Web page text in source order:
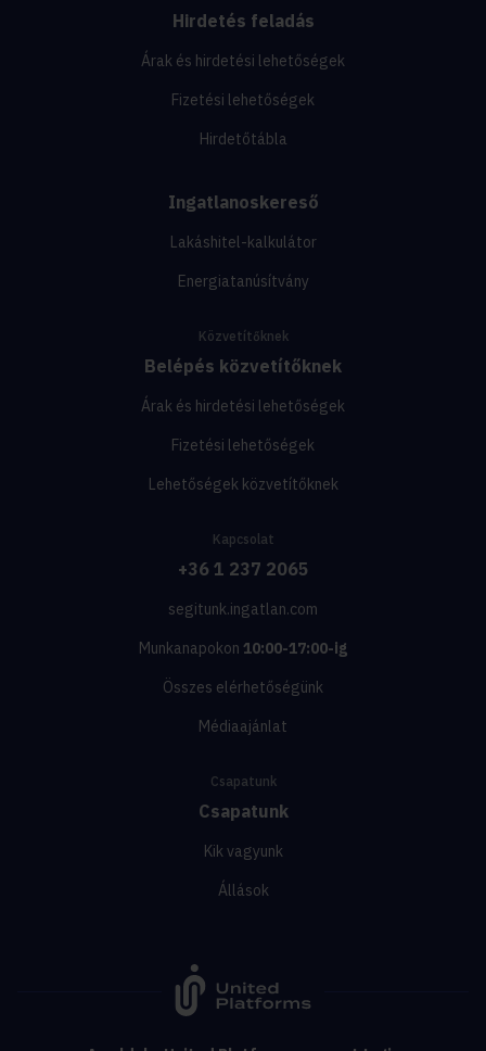
Hirdetés feladás
Árak és hirdetési lehetőségek
Fizetési lehetőségek
Hirdetőtábla
Ingatlanoskereső
Lakáshitel-kalkulátor
Energiatanúsítvány
Közvetítőknek
Belépés közvetítőknek
Árak és hirdetési lehetőségek
Fizetési lehetőségek
Lehetőségek közvetítőknek
Kapcsolat
+36 1 237 2065
segitunk.ingatlan.com
Munkanapokon 10:00-17:00-ig
Összes elérhetőségünk
Médiaajánlat
Csapatunk
Csapatunk
Kik vagyunk
Állások